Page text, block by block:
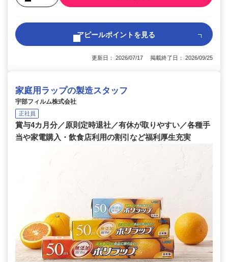
アピールポイントを見る
更新日： 2026/07/17 掲載終了日： 2026/09/25
家庭用ラップの製造スタッフ
宇部フィルム株式会社
正社員
賞与4カ月分／原則定時退社／有休が取りやすい／各種手
当や家電購入・飲食店利用の割引など福利厚生充実